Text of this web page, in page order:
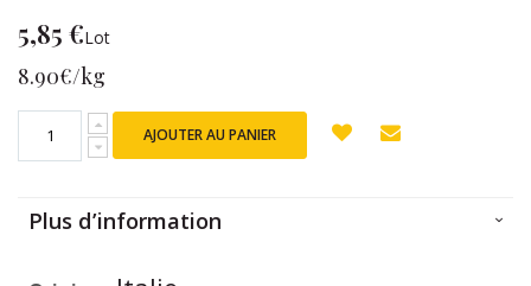
5,85 €Lot
8.90€/kg
AJOUTER AU PANIER
Plus d’information